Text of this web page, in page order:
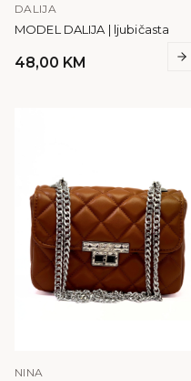
DALIJA
MODEL DALIJA | ljubičasta
48,00 KM
NINA